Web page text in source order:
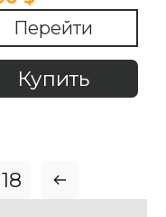
2011-2016
Перейти
Купить
18